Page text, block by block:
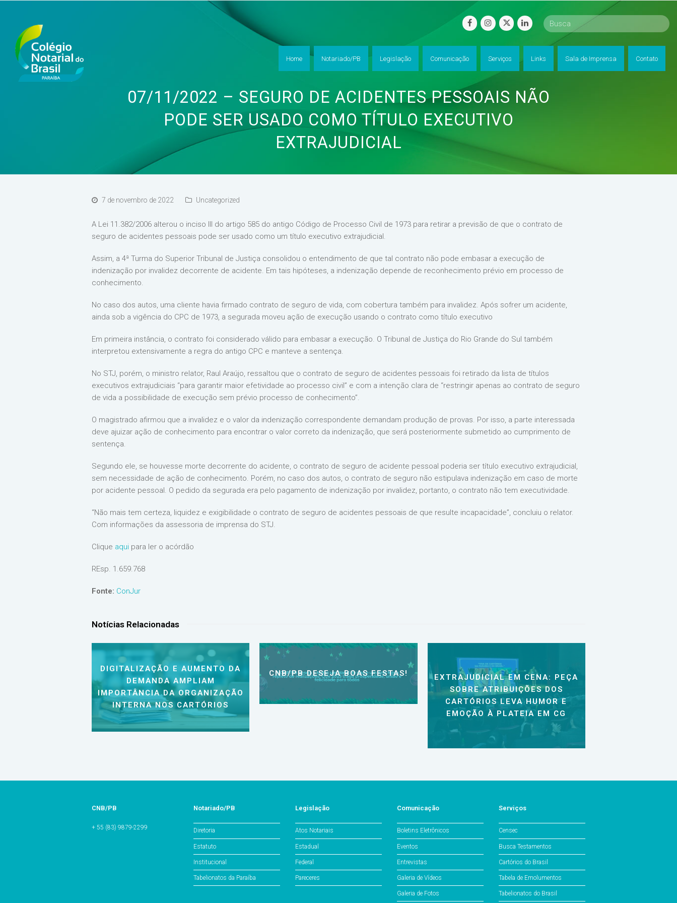
facebookinstagram
twitterlinkedin
Home Notariado/PB Legislação Comunicação Serviços Links Sala de Imprensa Contato
07/11/2022 – SEGURO DE ACIDENTES PESSOAIS NÃO
PODE SER USADO COMO TÍTULO EXECUTIVO
EXTRAJUDICIAL
7 de novembro de 2022 Uncategorized
A Lei 11.382/2006 alterou o inciso III do artigo 585 do antigo Código de Processo Civil de 1973 para retirar a previsão de que o contrato de
seguro de acidentes pessoais pode ser usado como um título executivo extrajudicial.
Assim, a 4ª Turma do Superior Tribunal de Justiça consolidou o entendimento de que tal contrato não pode embasar a execução de
indenização por invalidez decorrente de acidente. Em tais hipóteses, a indenização depende de reconhecimento prévio em processo de
conhecimento.
No caso dos autos, uma cliente havia firmado contrato de seguro de vida, com cobertura também para invalidez. Após sofrer um acidente,
ainda sob a vigência do CPC de 1973, a segurada moveu ação de execução usando o contrato como título executivo
Em primeira instância, o contrato foi considerado válido para embasar a execução. O Tribunal de Justiça do Rio Grande do Sul também
interpretou extensivamente a regra do antigo CPC e manteve a sentença.
No STJ, porém, o ministro relator, Raul Araújo, ressaltou que o contrato de seguro de acidentes pessoais foi retirado da lista de títulos
executivos extrajudiciais “para garantir maior efetividade ao processo civil” e com a intenção clara de “restringir apenas ao contrato de seguro
de vida a possibilidade de execução sem prévio processo de conhecimento”.
O magistrado afirmou que a invalidez e o valor da indenização correspondente demandam produção de provas. Por isso, a parte interessada
deve ajuizar ação de conhecimento para encontrar o valor correto da indenização, que será posteriormente submetido ao cumprimento de
sentença.
Segundo ele, se houvesse morte decorrente do acidente, o contrato de seguro de acidente pessoal poderia ser título executivo extrajudicial,
sem necessidade de ação de conhecimento. Porém, no caso dos autos, o contrato de seguro não estipulava indenização em caso de morte
por acidente pessoal. O pedido da segurada era pelo pagamento de indenização por invalidez, portanto, o contrato não tem executividade.
“Não mais tem certeza, liquidez e exigibilidade o contrato de seguro de acidentes pessoais de que resulte incapacidade”, concluiu o relator.
Com informações da assessoria de imprensa do STJ.
Clique aqui para ler o acórdão
REsp. 1.659.768
Fonte: ConJur
Notícias Relacionadas
DIGITALIZAÇÃO E AUMENTO DA
DEMANDA AMPLIAM
IMPORTÂNCIA DA ORGANIZAÇÃO
INTERNA NOS CARTÓRIOS
CNB/PB DESEJA BOAS FESTAS!
EXTRAJUDICIAL EM CENA: PEÇA
SOBRE ATRIBUIÇÕES DOS
CARTÓRIOS LEVA HUMOR E
EMOÇÃO À PLATEIA EM CG
CNB/PB
+ 55 (83) 9879-2299
Notariado/PB
Diretoria
Estatuto
Institucional
Tabelionatos da Paraíba
Legislação
Atos Notariais
Estadual
Federal
Pareceres
Comunicação
Boletins Eletrônicos
Eventos
Entrevistas
Galeria de Vídeos
Galeria de Fotos
Serviços
Censec
Busca Testamentos
Cartórios do Brasil
Tabela de Emolumentos
Tabelionatos do Brasil